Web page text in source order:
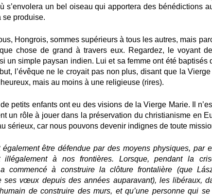
s’envolera un bel oiseau qui apportera des bénédictions
se produise.
Hongrois, sommes supérieurs à tous les autres, mais
chose de grand à travers eux. Regardez, le voyant
un simple paysan indien. Lui et sa femme ont été baptisés
l’évêque ne le croyait pas non plus, disant que la
mais au moins à une religieuse (rires).
petits enfants ont eu des visions de la Vierge Marie. Il
un rôle à jouer dans la préservation du christianisme en
sérieux, car nous pouvons devenir indignes de toute
également être défendue par des moyens physiques, par
illégalement à nos frontières. Lorsque, pendant la
commencé à construire la clôture frontalière (que
ses vœux depuis des années auparavant), les libéraux,
de construire des murs, et qu’une personne qui